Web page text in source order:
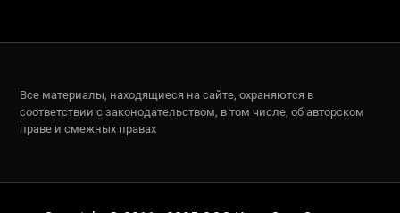
Все материалы, находящиеся на сайте, охраняются в
соответствии с законодательством, в том числе, об авторском
праве и смежных правах